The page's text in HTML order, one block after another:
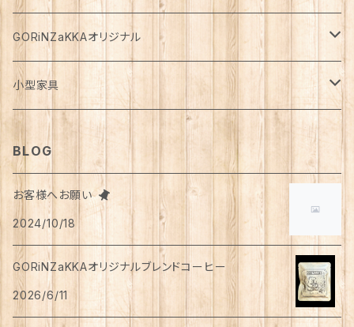
鏡
お風呂・ランドリー
タオル
スリッパ
マスク
ハンドソープ
アロマ・お香
バッグ
カゴバッグ
スマホショルダーバッグ
ポーチ
お財布・カード入れ
手袋・アームカバー
ストロー
ポット・急須
湯のみ
グラス
カップ&ソーサー
マグカップ
鉢
はさみ
支柱
紙類
ノート
カード
はがき
ペン
メモ帳
便箋
ミニチュア
アウトドア
手芸用品
パーカー・ウィンドブレーカー
カーディガン
ベスト
ブルゾン
ニット
タンクトップ
フレンチスリーブ
キュロット
ワイドパンツ
パンツ
ルームウェア・パジャマ
アンダーウェア
レッグウェア
靴下
タイツ
足首ウォーマー
メンズ
ボトムス
アウター
ジャケット
ブランケット・寝具
お餅
麺類
穀物
粉物
缶詰・瓶詰
レトルト惣菜
カレー
水・炭酸水
ジュース
コーヒー
紅茶
お茶
ハーブティー
希釈飲料
ペーパー類
トイレットペーパー
ティッシュペーパー
ライト
ろうそく
猫用
メダカ
無添加・手作り（犬用）
猫用
缶詰
犬用
猫用
レトルト食品
犬用
猫用
おやつ
犬用
猫用
犬猫共通
食器
犬用
猫用
衣類・服飾雑貨
犬用
猫用
おもちゃ
犬用
化粧水
乳液
医薬部外品
リップクリーム
メイク用品
ボディーソープ
ヘアケア
クシ・ブラシ
シャンプー
リンスインシャンプー
トリートメント
せっけん
洗顔
ハンドクリーム
オーラルケア
食品・飲料
食器類
タオル
洗剤
防災用品
ラッピング資材
GORiNZaKKAオリジナル
アパレル
Tシャツ
アクセサリー
ピアス
イヤリング・ノンホールピアス
リング
飲料
珈琲
小型家具
スツール
BLOG
お客様へお願い
2024/10/18
GORiNZaKKAオリジナルブレンドコーヒー
2026/6/11